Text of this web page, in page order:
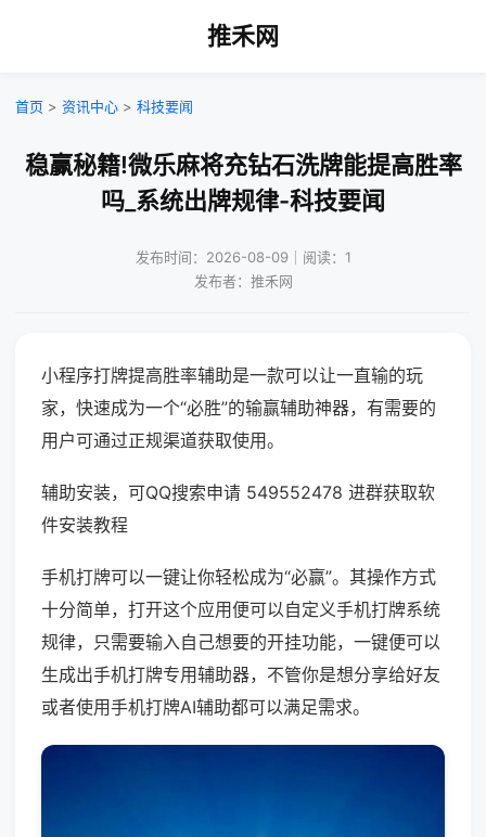
推禾网
首页 > 资讯中心 > 科技要闻
稳赢秘籍!微乐麻将充钻石洗牌能提高胜率
吗_系统出牌规律-科技要闻
发布时间：2026-08-09｜阅读：1
发布者：推禾网
小程序打牌提高胜率辅助是一款可以让一直输的玩
家，快速成为一个“必胜”的输赢辅助神器，有需要的
用户可通过正规渠道获取使用。
辅助安装，可QQ搜索申请 549552478 进群获取软
件安装教程
手机打牌可以一键让你轻松成为“必赢”。其操作方式
十分简单，打开这个应用便可以自定义手机打牌系统
规律，只需要输入自己想要的开挂功能，一键便可以
生成出手机打牌专用辅助器，不管你是想分享给好友
或者使用手机打牌AI辅助都可以满足需求。